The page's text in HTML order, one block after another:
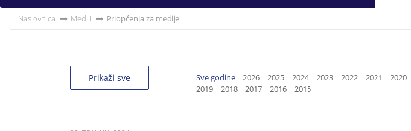
Naslovnica Mediji Priopćenja za medije
Prikaži sve Sve godine 2026 2025 2024 2023 2022 2021
2020
2019
2018 2017 2016 2015